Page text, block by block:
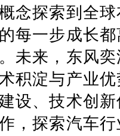
念探索到全
每一步成长
未来，东风
积淀与产业
设、技术创
，探索汽车